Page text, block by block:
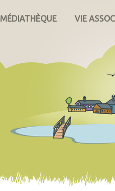
MÉDIATHÈQUE VIE